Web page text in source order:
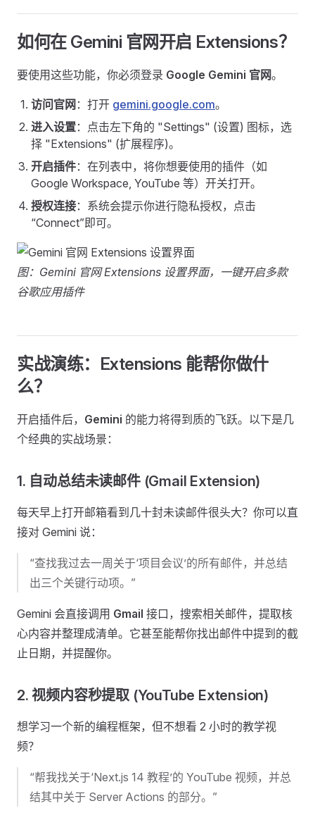
如何在 Gemini 官网开启 Extensions？
要使用这些功能，你必须登录 Google Gemini 官网。
访问官网 ：打开 gemini.google.com。
进入设置：点击左下角的 "Settings" (设置) 图标，选
择 "Extensions" (扩展程序)。
开启插件：在列表中，将你想要使用的插件（如
Google Workspace, YouTube 等）开关打开。
授权连接：系统会提示你进行隐私授权，点击
“Connect”即可。
图：Gemini 官网 Extensions 设置界面，一键开启多款
谷歌应用插件
实战演练：Extensions 能帮你做什
么？
开启插件后， Gemini 的能力将得到质的飞跃。以下是几
个经典的实战场景：
1. 自动总结未读邮件 (Gmail Extension)
每天早上打开邮箱看到几十封未读邮件很头大？你可以直
接对 Gemini 说：
“查找我过去一周关于‘项目会议’的所有邮件，并总结
出三个关键行动项。”
Gemini 会直接调用 Gmail 接口，搜索相关邮件，提取核
心内容并整理成清单。它甚至能帮你找出邮件中提到的截
止日期，并提醒你。
2. 视频内容秒提取 (YouTube Extension)
想学习一个新的编程框架，但不想看 2 小时的教学视
频？
“帮我找关于‘Next.js 14 教程’的 YouTube 视频，并总
结其中关于 Server Actions 的部分。”